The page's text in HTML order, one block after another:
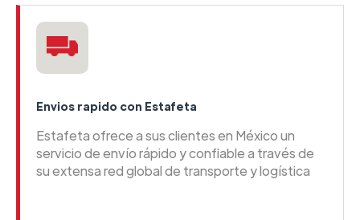
Envios rapido con Estafeta
Estafeta ofrece a sus clientes en México un
servicio de envío rápido y confiable a través de
su extensa red global de transporte y logística